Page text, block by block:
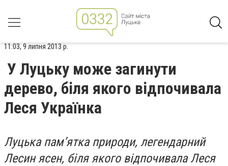
11:03, 9 липня 2013 р.
У Луцьку може загинути
дерево, біля якого відпочивала
Леся Українка
Луцька пам’ятка природи, легендарний
Лесин ясен, біля якого відпочивала Леся